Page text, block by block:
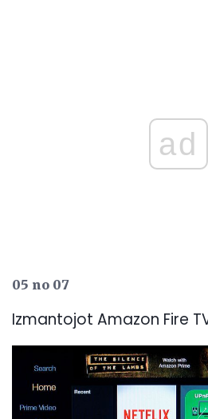
ad
05 no 07
Izmantojot Amazon Fire